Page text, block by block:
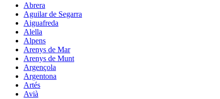
Abrera
Aguilar de Segarra
Aiguafreda
Alella
Alpens
Arenys de Mar
Arenys de Munt
Argençola
Argentona
Artés
Avià